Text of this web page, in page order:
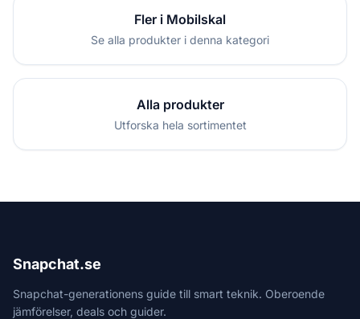
Fler i Mobilskal
Se alla produkter i denna kategori
Alla produkter
Utforska hela sortimentet
Snapchat.se
Snapchat-generationens guide till smart teknik. Oberoende
jämförelser, deals och guider.